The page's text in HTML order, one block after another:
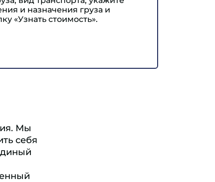
и назначения груза и
«Узнать стоимость».
Мы
себя